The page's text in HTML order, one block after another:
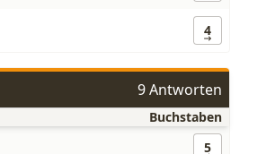
4
9 Antworten
Buchstaben
5